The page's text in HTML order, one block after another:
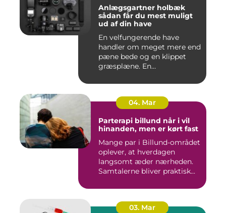
Anlægsgartner holbæk
sådan får du mest muligt
ud af din have
En velfungerende have
handler om meget mere end
pæne bede og en klippet
græsplæne. En
04. Mar
Parterapi billund når i vil
hinanden, men er kørt fast
Mange par i Billund-området
oplever, at hverdagen
langsomt æder nærheden.
Samtalerne bliver praktisk...
03. Mar